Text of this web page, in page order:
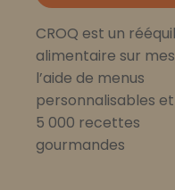
CROQ est un
alimentaire sur
l’aide de menus
personnalisables
5 000 recettes
gourmandes